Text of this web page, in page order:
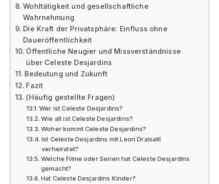
Wohltätigkeit und gesellschaftliche
Wahrnehmung
Die Kraft der Privatsphäre: Einfluss ohne
Daueröffentlichkeit
Öffentliche Neugier und Missverständnisse
über Celeste Desjardins
Bedeutung und Zukunft
Fazit
(Häufig gestellte Fragen)
Wer ist Celeste Desjardins?
Wie alt ist Celeste Desjardins?
Woher kommt Celeste Desjardins?
Ist Celeste Desjardins mit Leon Draisaitl
verheiratet?
Welche Filme oder Serien hat Celeste Desjardins
gemacht?
Hat Celeste Desjardins Kinder?